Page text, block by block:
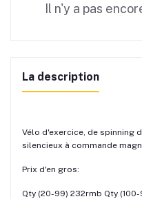
Il n'y a pas
La description
Vélo d'exercice, de spinning
silencieux à commande
Prix d'en gros:
Qty (20-99) 232rmb Qty